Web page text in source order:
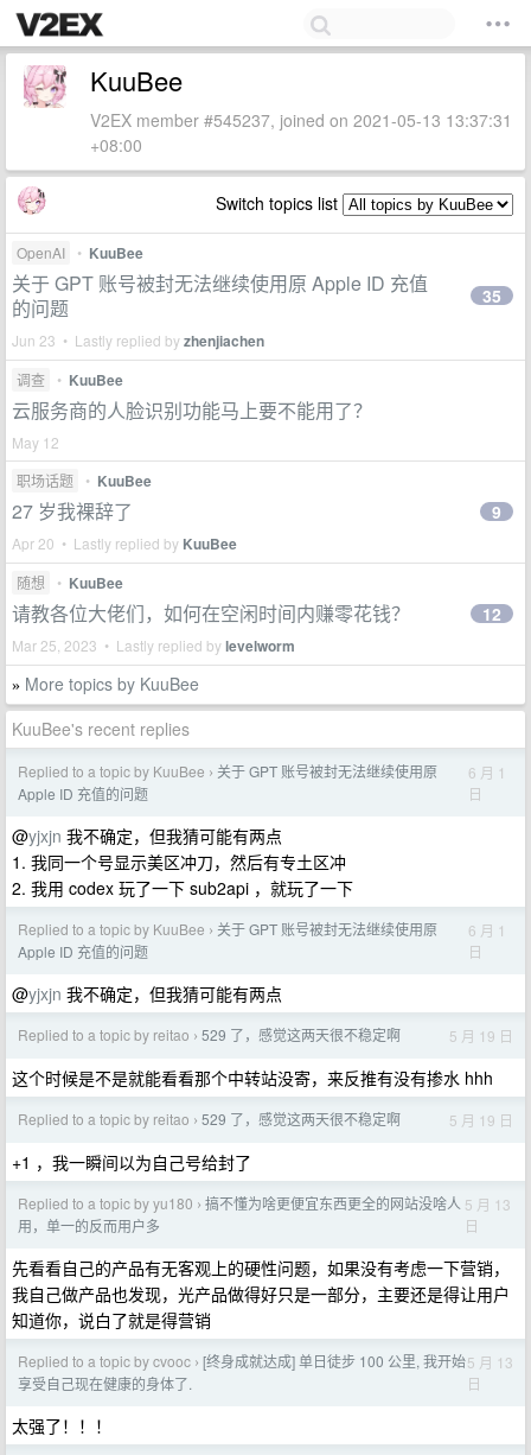
KuuBee
V2EX member #545237, joined on 2021-05-13 13:37:31
+08:00
Switch topics list
OpenAI • KuuBee
关于 GPT 账号被封无法继续使用原 Apple ID 充值
的问题
Jun 23 • Lastly replied byzhenjiachen
35
调查 • KuuBee
云服务商的人脸识别功能马上要不能用了？
May 12
职场话题
• KuuBee
27 岁我裸辞了
Apr 20 • Lastly replied by KuuBee
9
随想 • KuuBee
请教各位大佬们，如何在空闲时间内赚零花钱？
Mar 25, 2023 • Lastly replied bylevelworm
12
» More topics by KuuBee
KuuBee's recent replies
Replied to a topic by KuuBee › 关于 GPT 账号被封无法继续使用原
Apple ID 充值的问题
6 月 1
日
@yjxjn 我不确定，但我猜可能有两点
1. 我同一个号显示美区冲刀，然后有专土区冲
2. 我用 codex 玩了一下 sub2api ，就玩了一下
Replied to a topic by KuuBee › 关于 GPT 账号被封无法继续使用原
Apple ID 充值的问题
6 月 1
日
@yjxjn 我不确定，但我猜可能有两点
Replied to a topic by reitao › 529 了，感觉这两天很不稳定啊 5 月 19 日
这个时候是不是就能看看那个中转站没寄，来反推有没有掺水 hhh
Replied to a topic by reitao › 529 了，感觉这两天很不稳定啊 5 月 19 日
+1 ，我一瞬间以为自己号给封了
Replied to a topic by yu180 › 搞不懂为啥更便宜东西更全的网站没啥人
用，单一的反而用户多
5 月 13
日
先看看自己的产品有无客观上的硬性问题，如果没有考虑一下营销，
我自己做产品也发现，光产品做得好只是一部分，主要还是得让用户
知道你，说白了就是得营销
Replied to a topic by cvooc › [终身成就达成] 单日徒步 100 公里, 我开始
享受自己现在健康的身体了.
5 月 13
日
太强了！！！